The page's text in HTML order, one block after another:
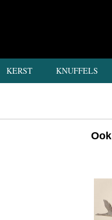
KERST KNUFFELS